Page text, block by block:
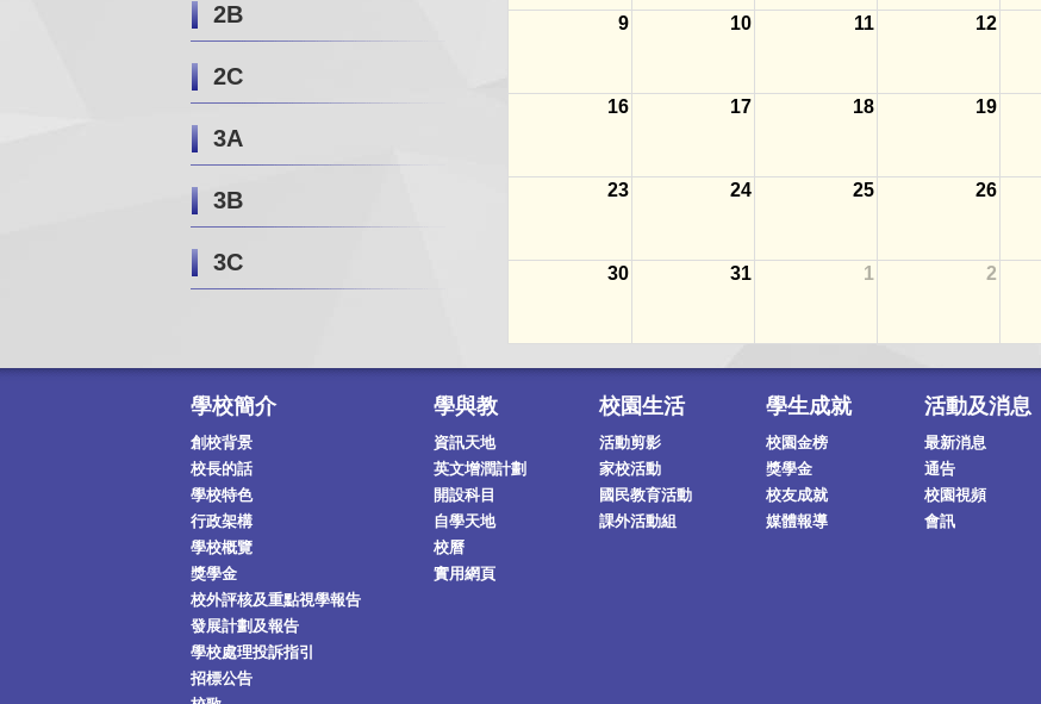
2B
2C
3A
3B
3C
9 10 11 12
16 17 18 19
23 24 25 26
30 31 1 2
學校簡介
創校背景
校長的話
學校特色
行政架構
學校概覽
獎學金
校外評核及重點視學報告
發展計劃及報告
學校處理投訴指引
招標公告
學與教
資訊天地
英文增潤計劃
開設科目
自學天地
校曆
實用網頁
校園生活
活動剪影
家校活動
國民教育活動
課外活動組
學生成就
校園金榜
獎學金
校友成就
媒體報導
活動及消息
最新消息
通告
校園視頻
會訊